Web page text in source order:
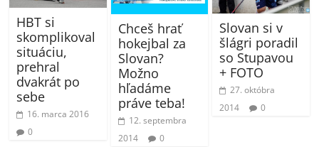
HBT si
skomplikoval
situáciu,
prehral
dvakrát po
sebe
16. marca 2016
0
Chceš hrať
hokejbal za
Slovan?
Možno
hľadáme
práve teba!
12. septembra
2014
0
Slovan si v
šlágri poradil
so Stupavou
+ FOTO
27. októbra
2014
0